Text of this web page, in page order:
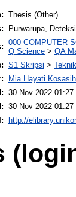
Thesis (Other)
Purwarupa,
000 COMPUTER
Q Science > QA
S1 Skripsi >
Mia Hayati Kosasih
30 Nov 2022 01:27
30 Nov 2022 01:27
http://